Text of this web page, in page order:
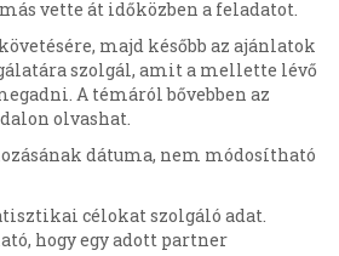
vette át időközben a feladatot.
majd később az ajánlatok
szolgál, amit a mellette lévő
A témáról bővebben az
olvashat.
dátuma, nem módosítható
célokat szolgáló adat.
hogy egy adott partner